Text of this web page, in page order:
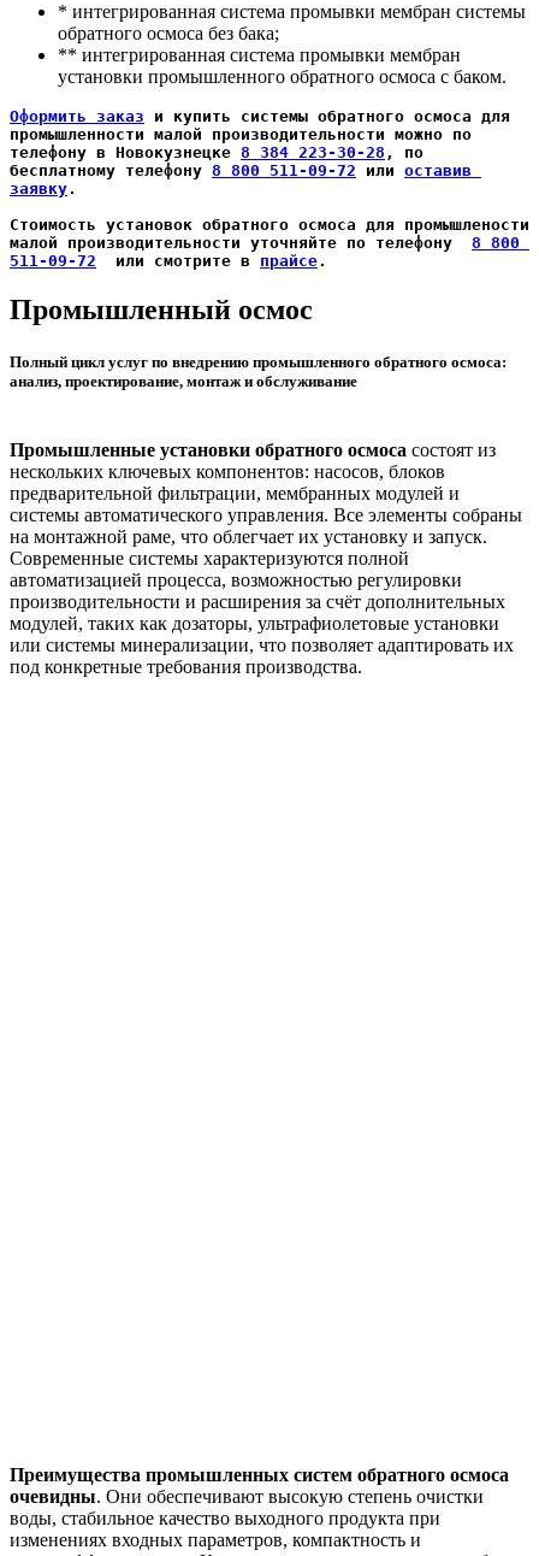
* интегрированная система промывки мембран системы
обратного осмоса без бака;
** интегрированная система промывки мембран
установки промышленного обратного осмоса с баком.
Оформить заказ и купить системы обратного осмоса для
промышленности малой производительности можно по
телефону в Новокузнецке 8 384 223-30-28 , по
бесплатному телефону 8 800 511-09-72 или оставив
заявку.
Стоимость установок обратного осмоса для промышлености
малой производительности уточняйте по телефону 8 800
511-09-72
  или смотрите в
прайсе.
Промышленный осмос
Полный цикл услуг по внедрению промышленного обратного осмоса:
анализ, проектирование, монтаж и обслуживание
Промышленные установки обратного осмоса состоят из
нескольких ключевых компонентов: насосов, блоков
предварительной фильтрации, мембранных модулей и
системы автоматического управления. Все элементы собраны
на монтажной раме, что облегчает их установку и запуск.
Современные системы характеризуются полной
автоматизацией процесса, возможностью регулировки
производительности и расширения за счёт дополнительных
модулей, таких как дозаторы, ультрафиолетовые установки
или системы минерализации, что позволяет адаптировать их
под конкретные требования производства.
Преимущества промышленных систем обратного осмоса
очевидны. Они обеспечивают высокую степень очистки
воды, стабильное качество выходного продукта при
изменениях входных параметров, компактность и